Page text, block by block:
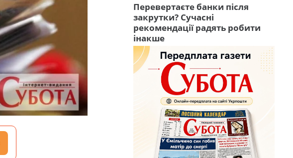
Перевертаєте банки після
закрутки? Сучасні
рекомендації радять робити
інакше